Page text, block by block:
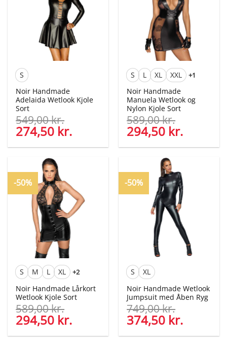
S
Noir Handmade
Adelaida Wetlook Kjole
Sort
549,00kr.
Den
oprindelige
pris
549,00 kr..
274,50 kr.
pris
274,50 kr..
S L XL XXL +1
Noir Handmade
Manuela Wetlook og
Nylon Kjole Sort
589,00kr.
Den
oprindelige
pris
589,00 kr..
294,50 kr.
pris
-50%
S M L XL +2
Noir Handmade Lårkort
Wetlook Kjole Sort
589,00kr.
Den
oprindelige
pris
294,50 kr.
aktuelle
pris
-50%
S
XL
Noir Handmade Wetlook
Jumpsuit med Åben Ryg
749,00kr.
Den
oprindelige
pris
374,50 kr.
aktuelle
pris